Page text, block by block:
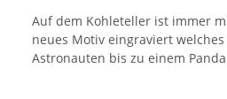
Auf dem Kohleteller ist immer
neues Motiv eingraviert
Astronauten bis zu einem Panda